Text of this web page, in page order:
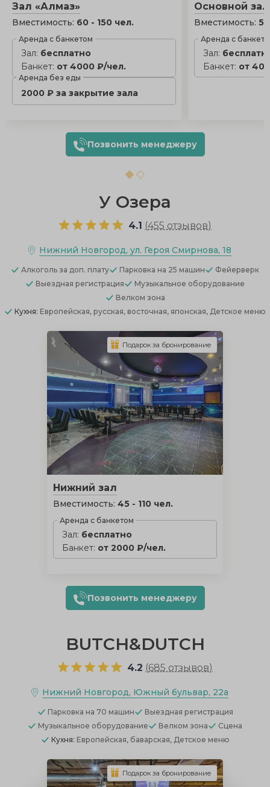
Зал «Алмаз»
Вместимость: 60 - 150 чел.
Аренда с банкетом
Зал: бесплатно
Банкет: от 4000 ₽/чел.
Аренда без еды
2000 ₽ за закрытие зала
Основной зал
Вместимость:5
Аренда с
Зал:
Банкет: от
Позвонить менеджеру
У Озера
4.1 (455 отзывов)
Нижний Новгород, ул. Героя Смирнова, 18
Алкоголь за доп. плату Парковка на 25 машин
Фейерверк
Выездная регистрация
Музыкальное оборудование
Велком зона
Кухня: Европейская, русская, восточная, японская, Детское меню
Нижний зал
Вместимость: 45 - 110 чел.
Аренда с банкетом
Зал: бесплатно
Банкет: от 2000 ₽/чел.
Подарок за бронирование
Позвонить менеджеру
BUTCH&DUTCH
4.2 (685 отзывов)
Нижний Новгород, Южный бульвар, 22а
Парковка на 70 машин
Выездная регистрация
Музыкальное оборудование
Велком зона
Сцена
Кухня: Европейская, баварская, Детское меню
Подарок за бронирование